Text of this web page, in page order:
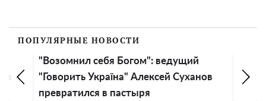
ПОПУЛЯРНЫЕ НОВОСТИ
"Возомнил себя Богом": ведущий
"Говорить Україна" Алексей Суханов
превратился в пастыря